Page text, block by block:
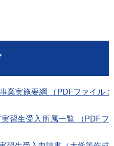
業実施要綱 （PDFファイル :
習生受入所属一覧 （PDFフ